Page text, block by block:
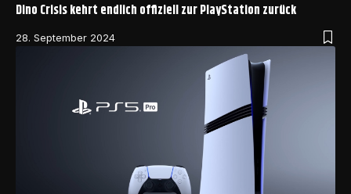
Dino Crisis kehrt endlich offiziell zur PlayStation zurück
28. September 2024